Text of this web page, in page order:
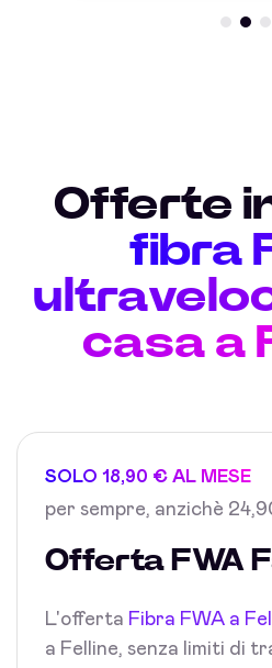
Offerte
fibra
casa a
SOLO 18,90 € AL MESE
per sempre, anzichè
Offerta FWA
L'offerta Fibra FWA a
a Felline, senza limiti di